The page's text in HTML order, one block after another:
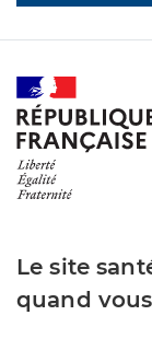
Le site
quand